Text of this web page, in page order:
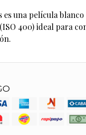
es una película
400) ideal para